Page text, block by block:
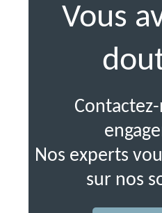
Vous
Nos experts
sur nos